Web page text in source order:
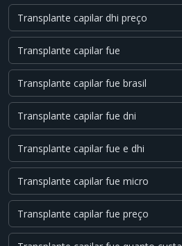
Transplante capilar dhi preço
Transplante capilar fue
Transplante capilar fue brasil
Transplante capilar fue dni
Transplante capilar fue e dhi
Transplante capilar fue micro
Transplante capilar fue preço